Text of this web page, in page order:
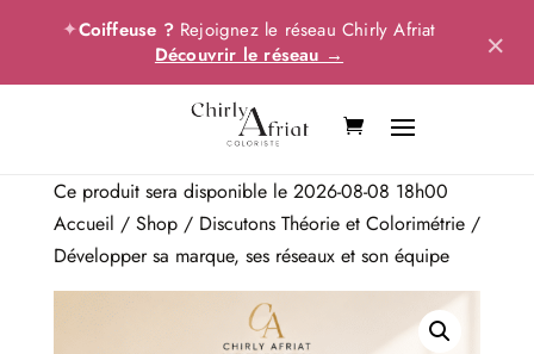
✦Coiffeuse ?Rejoignez le réseau Chirly Afriat
Découvrir le réseau →
×
Ce produit sera disponible le 2026-08-08 18h00
Accueil / Shop/ Discutons Théorie et Colorimétrie/
Développer sa marque, ses réseaux et son équipe